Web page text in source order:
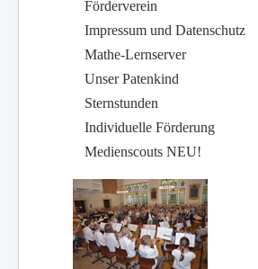
Förderverein
Impressum und Datenschutz
Mathe-Lernserver
Unser Patenkind
Sternstunden
Individuelle Förderung
Medienscouts NEU!